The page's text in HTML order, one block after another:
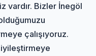
vardır. Bizler İnegöl
çalışıyoruz.